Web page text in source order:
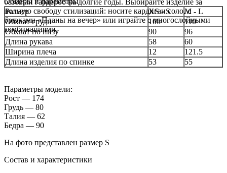
полную свободу стилизаций: носите кардиган соло, с
брюками «Планы на вечер» или играйте с многослойными
комбинациями.
Размер
XS - S
M - L
Обхват груди
106
110
Обхват по низу
90
96
Длина рукава
58
60
Ширина плеча
12
121.5
Длина изделия по спинке
53 55
Параметры модели:
Рост — 174
Грудь — 80
Талия — 62
Бедра — 90
На фото представлен размер S
Состав и характеристики